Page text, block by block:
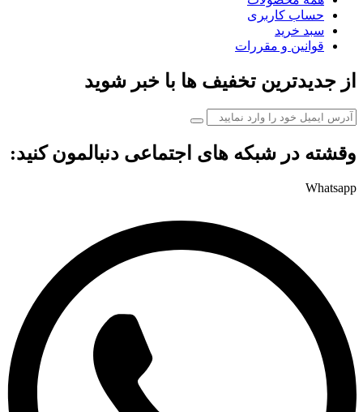
حساب کاربری
سبد خرید
قوانین و مقررات
از جدیدترین تخفیف ها با خبر شوید
وقشته در شبکه های اجتماعی دنبالمون کنید:
Whatsapp